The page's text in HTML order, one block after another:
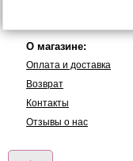
О магазине:
Оплата и доставка
Возврат
Контакты
Отзывы о нас